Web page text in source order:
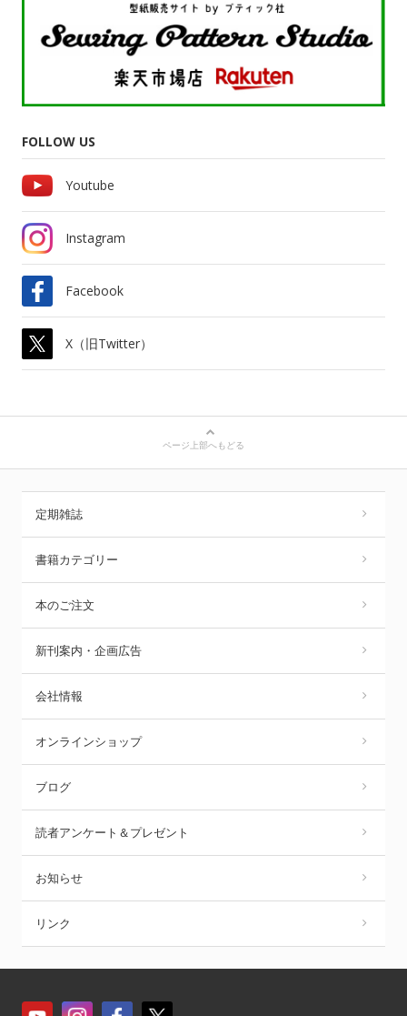
FOLLOW US
Youtube
Instagram
Facebook
X（旧Twitter）
ページ上部へもどる
定期雑誌
書籍カテゴリー
本のご注文
新刊案内・企画広告
会社情報
オンラインショップ
ブログ
読者アンケート＆プレゼント
お知らせ
リンク